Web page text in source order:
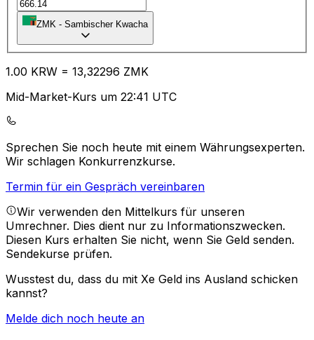
ZMK - Sambischer Kwacha
1.00 KRW = 13,32296 ZMK
Mid-Market-Kurs um 22:41 UTC
Sprechen Sie noch heute mit einem Währungsexperten.
Wir schlagen Konkurrenzkurse.
Termin für ein Gespräch vereinbaren
Wir verwenden den Mittelkurs für unseren
Umrechner. Dies dient nur zu Informationszwecken.
Diesen Kurs erhalten Sie nicht, wenn Sie Geld senden.
Sendekurse prüfen.
Wusstest du, dass du mit Xe Geld ins Ausland schicken
kannst?
Melde dich noch heute an